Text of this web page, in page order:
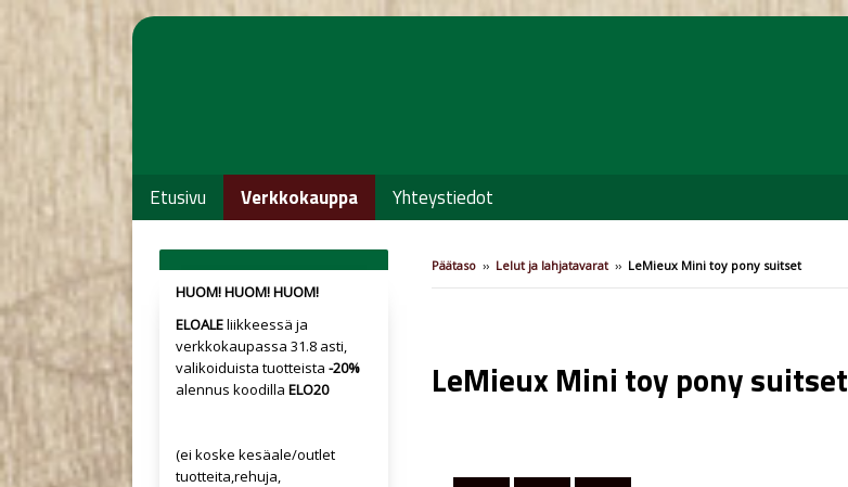
Etusivu Verkkokauppa Yhteystiedot
Päätaso ›› Lelut ja lahjatavarat›› LeMieux Mini toy pony suitset
LeMieux Mini toy pony suitset
HUOM! HUOM! HUOM!
ELOALEliikkeessä ja
verkkokaupassa 31.8 asti,
valikoiduista tuotteista -20%
alennus koodilla ELO20
(ei koske kesäale/outlet
tuotteita,rehuja,